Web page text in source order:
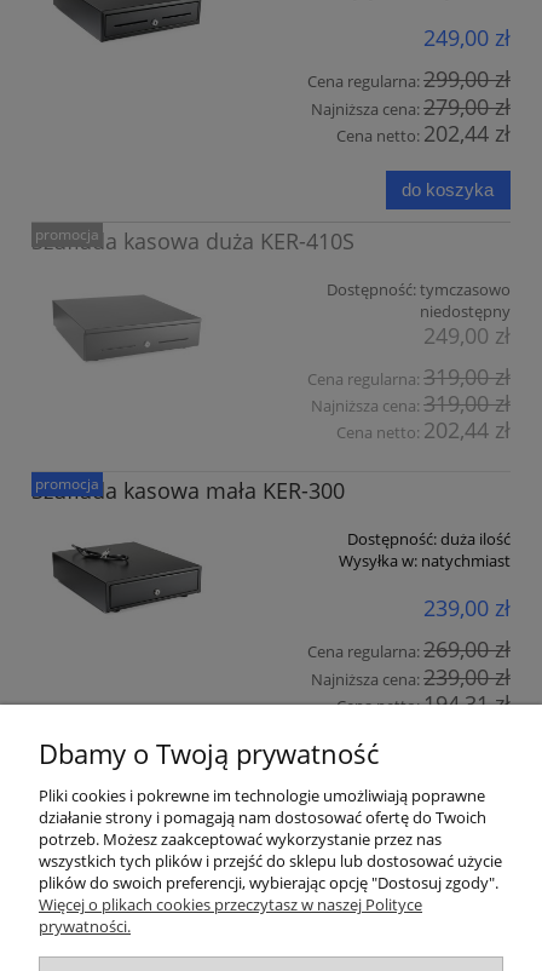
249,00 zł
Cena regularna:299,00 zł
Najniższa cena:279,00 zł
Cena netto: 202,44 zł
do koszyka
Szuflada kasowa duża KER-410S
Dostępność:tymczasowo
niedostępny
249,00 zł
Cena regularna: 319,00 zł
Najniższa cena: 319,00 zł
Cena netto: 202,44 zł
promocja
Szuflada kasowa mała KER-300
Dostępność:duża ilość
Wysyłka w: natychmiast
239,00 zł
Cena regularna:269,00 zł
Najniższa cena:239,00 zł
Cena netto:194,31 zł
promocja
« 1 2 »
Pomoc
Moje konto
Dbamy o Twoją prywatność
Pliki cookies i pokrewne im technologie umożliwiają poprawne
działanie strony i pomagają nam dostosować ofertę do Twoich
potrzeb. Możesz zaakceptować wykorzystanie przez nas
wszystkich tych plików i przejść do sklepu lub dostosować użycie
plików do swoich preferencji, wybierając opcję "Dostosuj zgody".
Więcej o plikach cookies przeczytasz w naszej Polityce
prywatności.